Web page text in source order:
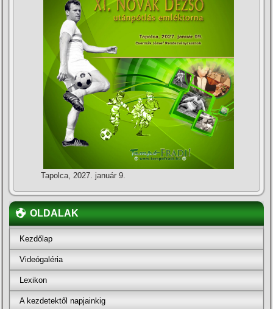
Tapolca, 2027. január 9.
OLDALAK
Kezdőlap
Videógaléria
Lexikon
A kezdetektől napjainkig